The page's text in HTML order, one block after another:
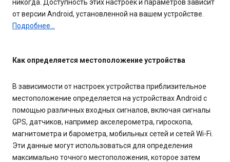
никогда. Доступность этих настроек и параметров зависит
от версии Android, установленной на вашем устройстве.
Подробнее…
Как определяется местоположение устройства
В зависимости от настроек устройства приблизительное
местоположение определяется на устройствах Android с
помощью различных входных сигналов, включая сигналы
GPS, датчиков, например акселерометра, гироскопа,
магнитометра и барометра, мобильных сетей и сетей Wi-Fi.
Эти данные могут использоваться для определения
максимально точного местоположения, которое затем